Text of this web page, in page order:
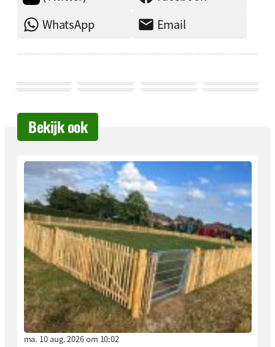
WhatsApp
Email
Bekijk ook
ma. 10 aug. 2026 om 10:02